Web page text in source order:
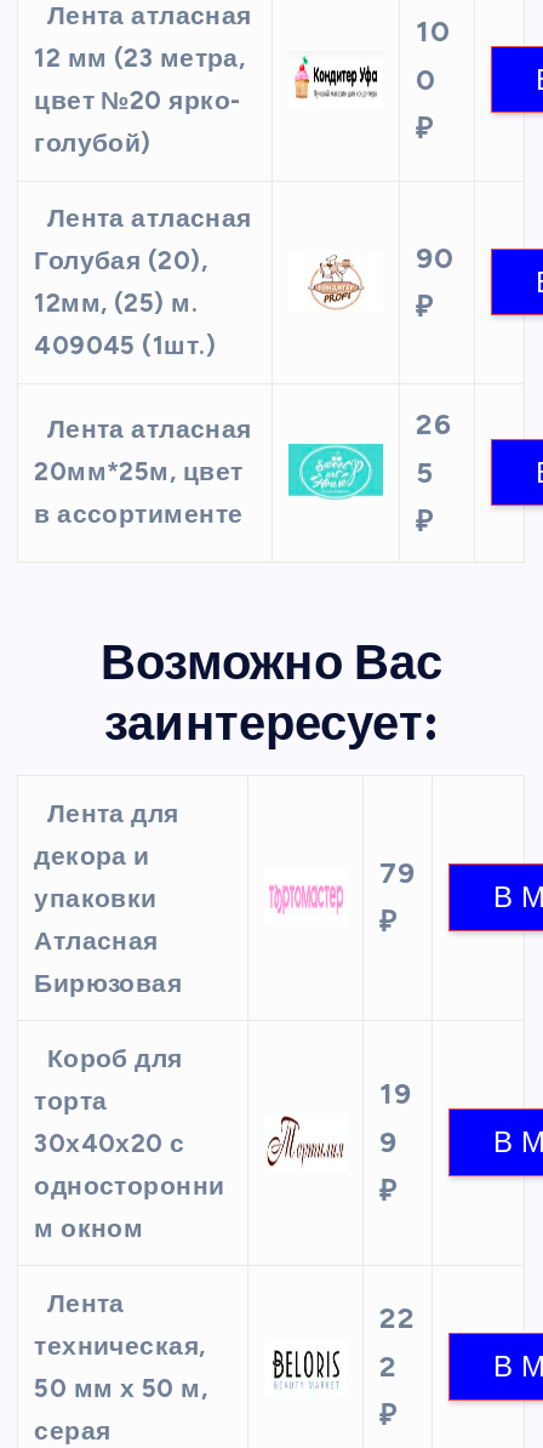
Лента атласная
12 мм (23 метра,
цвет №20 ярко-
голубой)
10
0
₽
Лента атласная
Голубая (20),
12мм, (25) м.
409045 (1шт.)
90
₽
Лента атласная
20мм*25м, цвет
в ассортименте
26
5
₽
Возможно Вас
заинтересует:
Лента для
декора и
упаковки
Атласная
Бирюзовая
79
₽
Короб для
торта
30х40х20 с
односторонни
м окном
19
9
₽
Лента
техническая,
50 мм х 50 м,
серая
22
2
₽